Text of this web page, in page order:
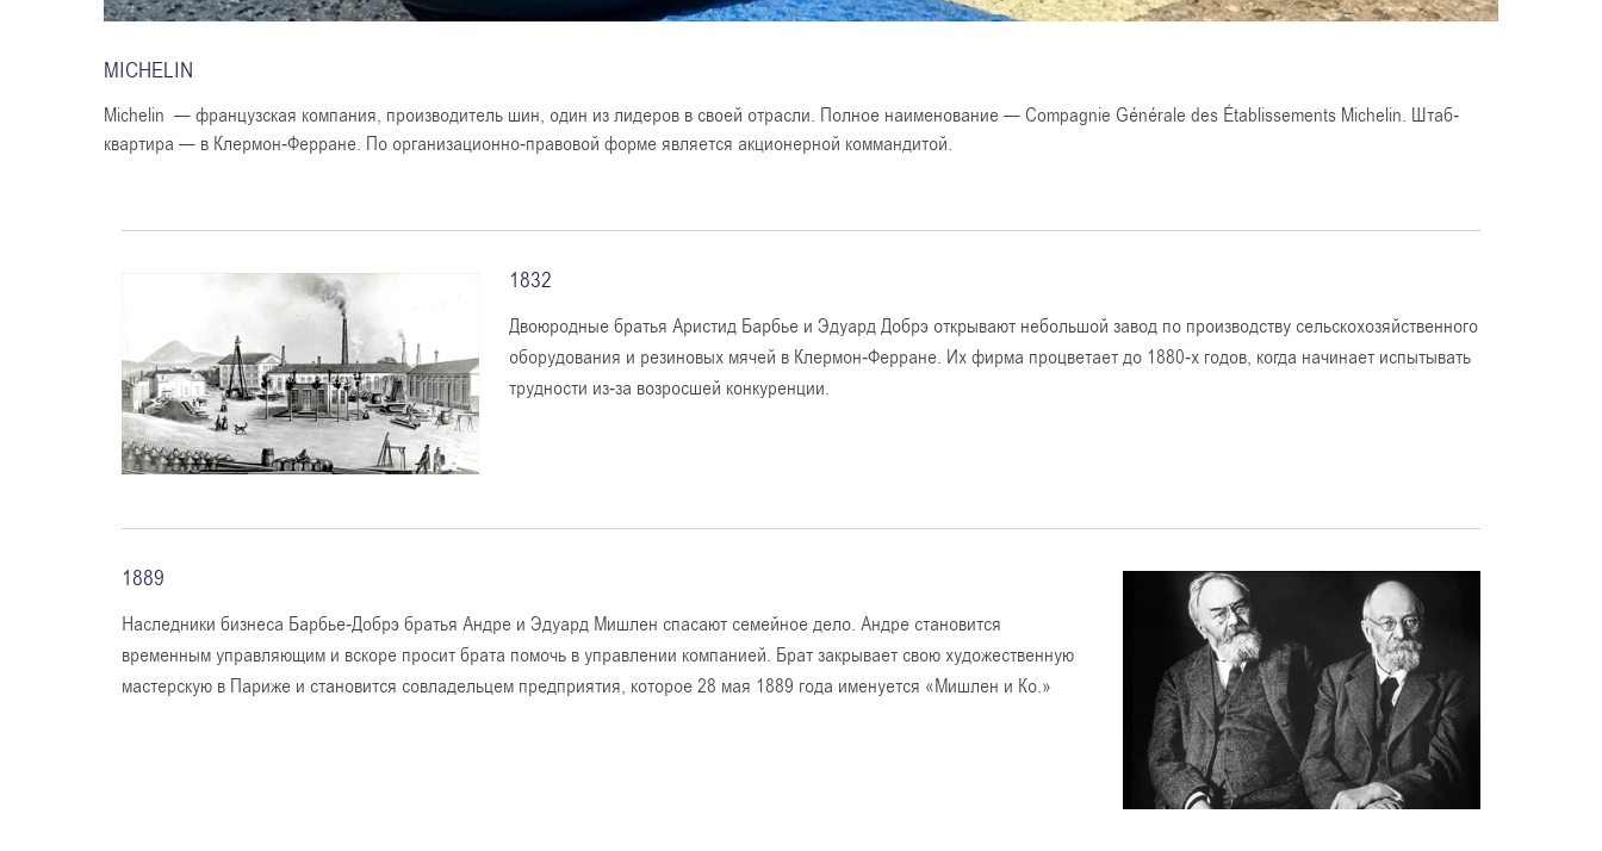
MICHELIN
Michelin — французская компания, производитель шин, один из лидеров в своей отрасли. Полное наименование — Compagnie Générale des Établissements Michelin. Штаб-
квартира — в Клермон-Ферране. По организационно-правовой форме является акционерной коммандитой.
1832
Двоюродные братья Аристид Барбье и Эдуард Добрэ открывают небольшой завод по производству сельскохозяйственного
оборудования и резиновых мячей в Клермон-Ферране. Их фирма процветает до 1880-х годов, когда начинает испытывать
трудности из-за возросшей конкуренции.
1889
Наследники бизнеса Барбье-Добрэ братья Андре и Эдуард Мишлен спасают семейное дело. Андре становится
временным управляющим и вскоре просит брата помочь в управлении компанией. Брат закрывает свою художественную
мастерскую в Париже и становится совладельцем предприятия, которое 28 мая 1889 года именуется «Мишлен и Ко.»